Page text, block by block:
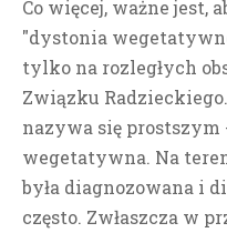
Co więcej, ważne jest,
"dystonia
tylko na rozległych
Związku
nazywa się
wegetatywna. Na
była diagnozowana i
często. Zwłaszcza w